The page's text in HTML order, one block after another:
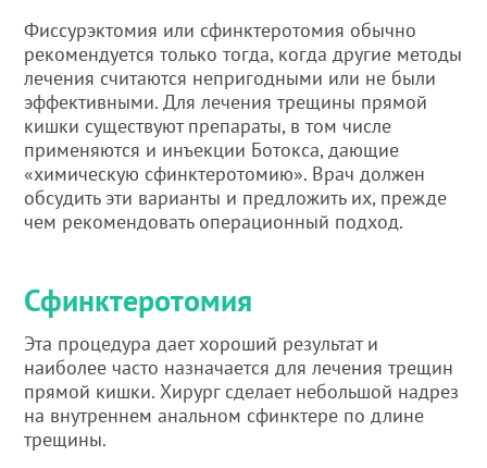
Фиссурэктомия или сфинктеротомия обычно
рекомендуется только тогда, когда другие методы
лечения считаются непригодными или не были
эффективными. Для лечения трещины прямой
кишки существуют препараты, в том числе
применяются и инъекции Ботокса, дающие
«химическую сфинктеротомию». Врач должен
обсудить эти варианты и предложить их, прежде
чем рекомендовать операционный подход.
Сфинктеротомия
Эта процедура дает хороший результат и
наиболее часто назначается для лечения трещин
прямой кишки. Хирург сделает небольшой надрез
на внутреннем анальном сфинктере по длине
трещины.